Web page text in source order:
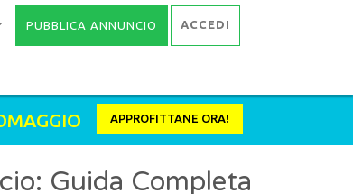
PUBBLICA ANNUNCIO ACCEDI
APPROFITTANE ORA!
Guida Completa